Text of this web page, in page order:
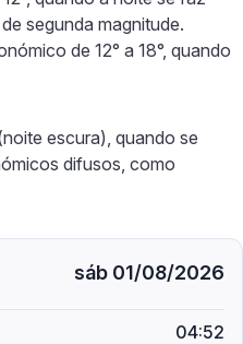
segunda magnitude.
de 12° a 18°, quando
escura), quando se
difusos, como
sáb 01/08/2026
04:52